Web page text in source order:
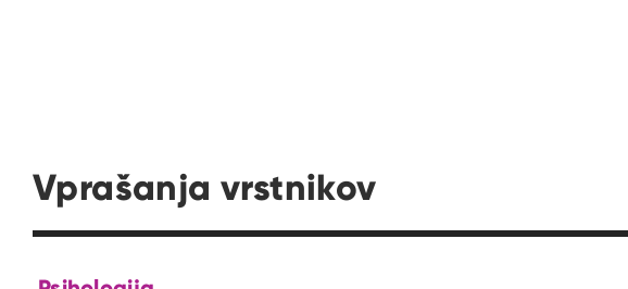
Vprašanja vrstnikov